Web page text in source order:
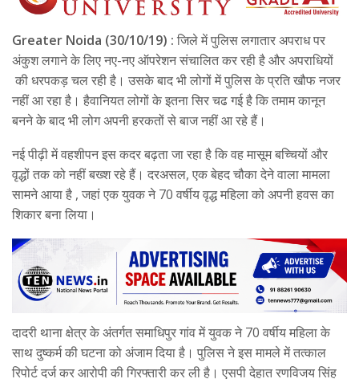
Greater Noida (30/10/19) : जिले में पुलिस लगातार अपराध पर
अंकुश लगाने के लिए नए-नए ऑपरेशन संचालित कर रही है और अपराधियों
की धरपकड़ चल रही है। उसके बाद भी लोगों में पुलिस के प्रति खौफ नजर
नहीं आ रहा है। हैवानियत लोगों के इतना सिर चढ गई है कि तमाम कानून
बनने के बाद भी लोग अपनी हरकतों से बाज नहीं आ रहे हैं।
नई पीढ़ी में वहशीपन इस कदर बढ़ता जा रहा है कि वह मासूम बच्चियों और
वृद्धों तक को नहीं बख्श रहे हैं। दरअसल, एक बेहद चौका देने वाला मामला
सामने आया है , जहां एक युवक ने 70 वर्षीय वृद्ध महिला को अपनी हवस का
शिकार बना लिया।
दादरी थाना क्षेत्र के अंतर्गत समाधिपुर गांव में युवक ने 70 वर्षीय महिला के
साथ दुष्कर्म की घटना को अंजाम दिया है। पुलिस ने इस मामले में तत्काल
रिपोर्ट दर्ज कर आरोपी की गिरफ्तारी कर ली है। एसपी देहात रणविजय सिंह